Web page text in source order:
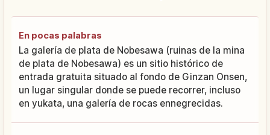
En pocas palabras
La galería de plata de Nobesawa (ruinas de la mina
de plata de Nobesawa) es un sitio histórico de
entrada gratuita situado al fondo de Ginzan Onsen,
un lugar singular donde se puede recorrer, incluso
en yukata, una galería de rocas ennegrecidas.